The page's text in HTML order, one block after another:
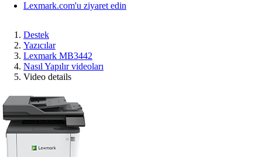
Lexmark.com'u ziyaret edin
Destek
Yazıcılar
Lexmark MB3442
Nasıl Yapılır videoları
Video details